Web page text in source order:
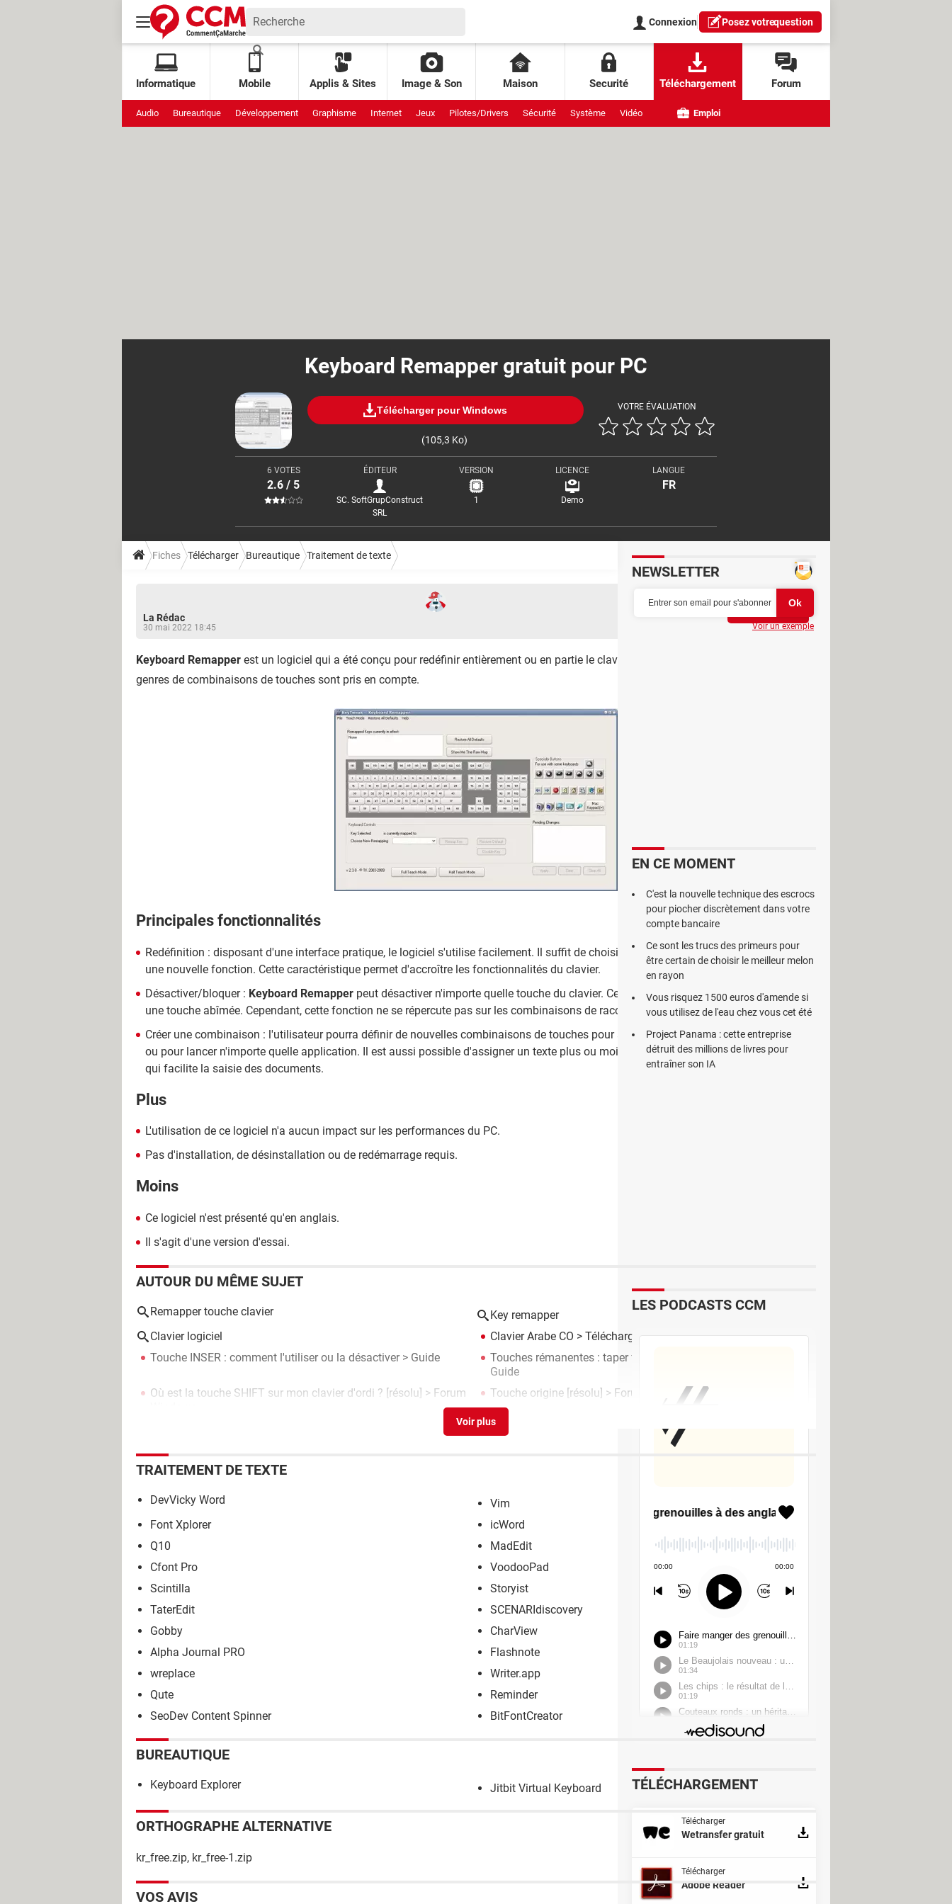
Connexion Posez votrequestion
Informatique Mobile Applis & Sites Image & Son Maison Securité Téléchargement Forum
Audio Bureautique Développement Graphisme Internet Jeux Pilotes/Drivers Sécurité Système Vidéo Emploi
Keyboard Remapper gratuit pour PC
Télécharger pour Windows
(105,3 Ko)
VOTRE ÉVALUATION
6 VOTES
2.6 / 5
ÉDITEUR
SC. SoftGrupConstruct
SRL
VERSION
1
LICENCE
Demo
LANGUE
FR
Fiches Télécharger Bureautique Traitement de texte
La Rédac
30 mai 2022 18:45
Keyboard Remapper est un logiciel qui a été conçu pour redéfinir entièrement ou en partie le clavier d'un ordinateur. Par ailleurs, tous les
genres de combinaisons de touches sont pris en compte.
Principales fonctionnalités
Redéfinition : disposant d'une interface pratique, le logiciel s'utilise facilement. Il suffit de choisir la touche à redéfinir et de lui assigner
une nouvelle fonction. Cette caractéristique permet d'accroître les fonctionnalités du clavier.
Désactiver/bloquer : Keyboard Remapper peut désactiver n'importe quelle touche du clavier. Cette option est pratique pour remplacer
une touche abîmée. Cependant, cette fonction ne se répercute pas sur les combinaisons de raccourcis comme Ctrl+A.
Créer une combinaison : l'utilisateur pourra définir de nouvelles combinaisons de touches pour aller directement sur un site web précis
ou pour lancer n'importe quelle application. Il est aussi possible d'assigner un texte plus ou moins long à un raccourci spécifique, ce
qui facilite la saisie des documents.
Plus
L'utilisation de ce logiciel n'a aucun impact sur les performances du PC.
Pas d'installation, de désinstallation ou de redémarrage requis.
Moins
Ce logiciel n'est présenté qu'en anglais.
Il s'agit d'une version d'essai.
AUTOUR DU MÊME SUJET
Remapper touche clavier
Key remapper
Clavier logiciel
Clavier Arabe CO > Télécharger - Divers Web & Internet
Touche INSER : comment l'utiliser ou la désactiver> Guide Touches rémanentes : taper facilement des raccourcis clavier
Guide
Où est la touche SHIFT sur mon clavier d'ordi ? [résolu] > Forum
Touche origine [résolu] > Forum Réseaux sociaux
TRAITEMENT DE TEXTE
DevVicky Word
Vim
Font Xplorer
icWord
Q10
MadEdit
Cfont Pro
VoodooPad
Scintilla
Storyist
TaterEdit
SCENARIdiscovery
Gobby
CharView
Alpha Journal PRO
Flashnote
wreplace
Writer.app
Qute
Reminder
SeoDev Content Spinner
BitFontCreator
BUREAUTIQUE
Keyboard Explorer Jitbit Virtual Keyboard
ORTHOGRAPHE ALTERNATIVE
kr_free.zip, kr_free-1.zip
VOS AVIS
NEWSLETTER
Voir un exemple
EN CE MOMENT
C'est la nouvelle technique des escrocs
pour piocher discrètement dans votre
compte bancaire
Ce sont les trucs des primeurs pour
être certain de choisir le meilleur melon
en rayon
Vous risquez 1500 euros d'amende si
vous utilisez de l'eau chez vous cet été
Project Panama : cette entreprise
détruit des millions de livres pour
entraîner son IA
LES PODCASTS CCM
TÉLÉCHARGEMENT
Télécharger
Wetransfer gratuit
Télécharger
Adobe Reader